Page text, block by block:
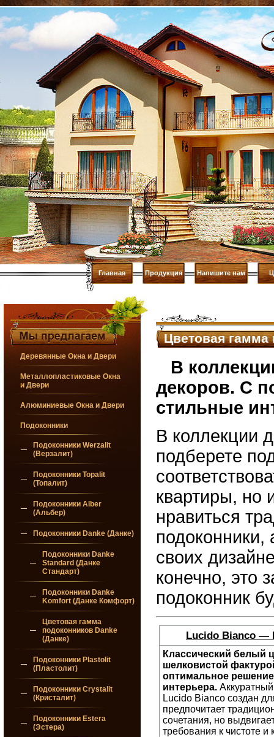
Главная Продукция Напишите нам
Деревянные Окна и Двери
Металлопластиковые Окна
и Двери
Алюминиевые Окна и Двери
Подоконники
Подоконники Werzalit
(Верзалит)
Подоконники Topalit
(Топалит)
Подоконники Alber
(Альбер)
Подоконники Danke (Данке)
Подоконники Danke
Standard (Данке
Стандарт)
Подоконники Danke
Komfort (Данке Комфорт)
Цветовая гамма
подоконников Danke
(Данке)
Подоконники Plastolit
(Пластолит)
Подоконники Crystalit
(Кристалит)
Подоконники Estera
(Эстера)
Цветовая гамма
В
декоров. С
стильные
В коллекции
подберете
квартиры, но
нравиться
подоконники,
своих
конечно, это
подоконник
Lucido Bianco —
Классический белый
шелковистой
оптимальное
интерьера.
Lucido Bianco создан
предпочитает
сочетания, но
требования к чистоте и